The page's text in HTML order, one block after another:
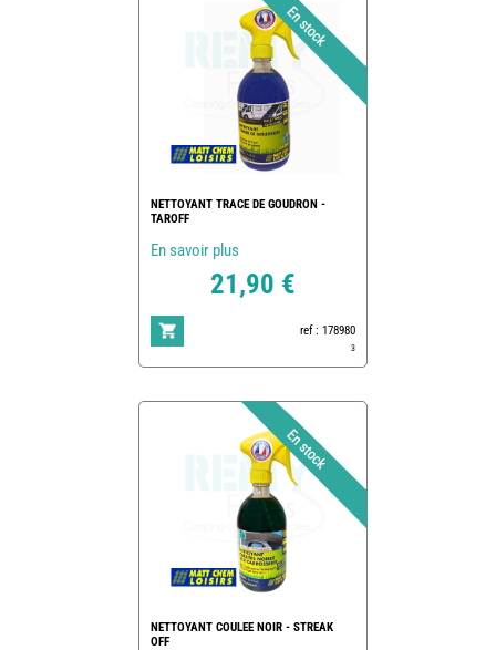
NETTOYANT TRACE DE GOUDRON -
TAROFF
En savoir plus
21,90 €
ref : 178980
3
NETTOYANT COULEE NOIR - STREAK
OFF